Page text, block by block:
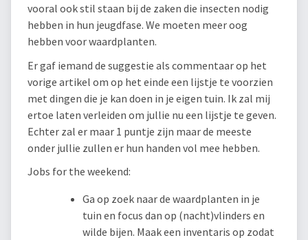
vooral ook stil staan bij de zaken die insecten nodig
hebben in hun jeugdfase. We moeten meer oog
hebben voor waardplanten.
Er gaf iemand de suggestie als commentaar op het
vorige artikel om op het einde een lijstje te voorzien
met dingen die je kan doen in je eigen tuin. Ik zal mij
ertoe laten verleiden om jullie nu een lijstje te geven.
Echter zal er maar 1 puntje zijn maar de meeste
onder jullie zullen er hun handen vol mee hebben.
Jobs for the weekend:
Ga op zoek naar de waardplanten in je
tuin en focus dan op (nacht)vlinders en
wilde bijen. Maak een inventaris op zodat